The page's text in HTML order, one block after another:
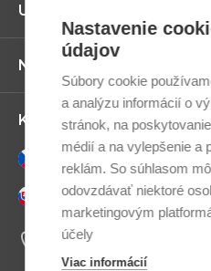
Užitočné odkazy
Newsletter
Kontaktujte nás
Česky
Slovensky
+421 948 033 033
Nastavenie
údajov
Súbory cookie
a analýzu informácií o
stránok, na
médií a na vylepšenie a
reklám. So súhlasom
odovzdávať niektoré
marketingovým
účely
Viac informácií